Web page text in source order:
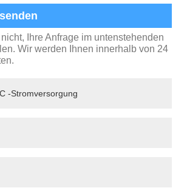
Ihre Anfrage im untenstehenden
Wir werden Ihnen innerhalb von 24